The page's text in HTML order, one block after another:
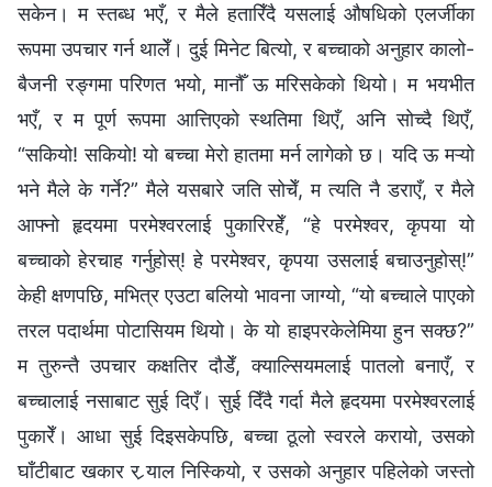
सकेन। म स्तब्ध भएँ, र मैले हतारिँदै यसलाई औषधिको एलर्जीका
रूपमा उपचार गर्न थालेँ। दुई मिनेट बित्यो, र बच्चाको अनुहार कालो-
बैजनी रङ्गमा परिणत भयो, मानौँ ऊ मरिसकेको थियो। म भयभीत
भएँ, र म पूर्ण रूपमा आत्तिएको स्थतिमा थिएँ, अनि सोच्दै थिएँ,
“सकियो! सकियो! यो बच्चा मेरो हातमा मर्न लागेको छ। यदि ऊ मऱ्यो
भने मैले के गर्ने?” मैले यसबारे जति सोचेँ, म त्यति नै डराएँ, र मैले
आफ्नो हृदयमा परमेश्‍वरलाई पुकारिरहेँ, “हे परमेश्‍वर, कृपया यो
बच्चाको हेरचाह गर्नुहोस्! हे परमेश्‍वर, कृपया उसलाई बचाउनुहोस्!”
केही क्षणपछि, मभित्र एउटा बलियो भावना जाग्यो, “यो बच्चाले पाएको
तरल पदार्थमा पोटासियम थियो। के यो हाइपरकेलेमिया हुन सक्छ?”
म तुरुन्तै उपचार कक्षतिर दौडेँ, क्याल्सियमलाई पातलो बनाएँ, र
बच्चालाई नसाबाट सुई दिएँ। सुई दिँदै गर्दा मैले हृदयमा परमेश्‍वरलाई
पुकारेँ। आधा सुई दिइसकेपछि, बच्चा ठूलो स्वरले करायो, उसको
घाँटीबाट खकार र र्‍याल निस्कियो, र उसको अनुहार पहिलेको जस्तो